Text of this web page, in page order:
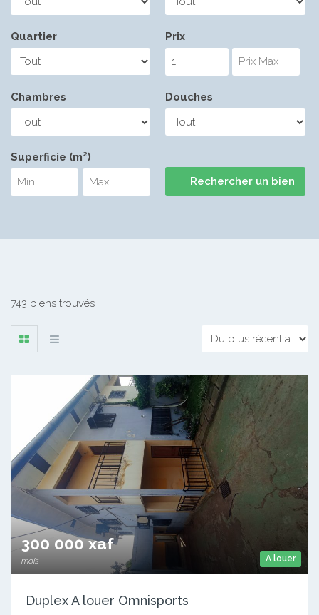
Quartier Prix
Chambres Douches
Superficie (m²)
743 biens trouvés
A louer
300 000 xaf
mois
Duplex A louer Omnisports